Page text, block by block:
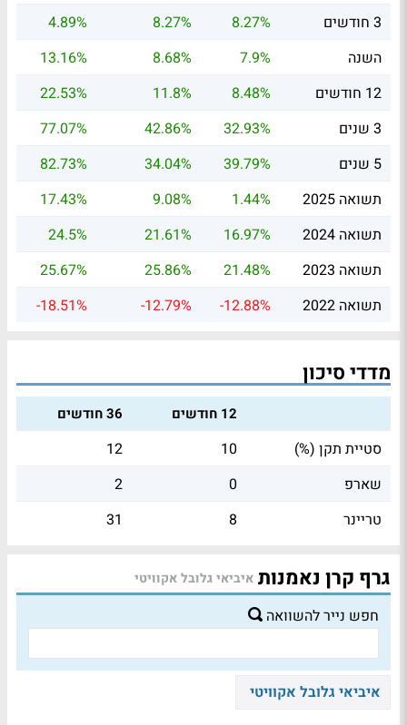
3 חודשים
8.27%
8.27%
4.89%
השנה
7.9%
8.68%
13.16%
12 חודשים
8.48%
11.8%
22.53%
3 שנים
32.93%
42.86%
77.07%
5 שנים
39.79%
34.04%
82.73%
תשואה 2025
1.44%
9.08%
17.43%
תשואה 2024
16.97%
21.61%
24.5%
תשואה 2023
21.48%
25.86%
25.67%
תשואה 2022
-12.88%
-12.79%
-18.51%
מדדי סיכון
12 חודשים 36 חודשים
סטיית תקן (%) 10
12
שארפ
0
2
טריינר
8
31
גרף קרן נאמנות איביאי גלובל אקוויטי
חפש נייר להשוואה
איביאי גלובל אקוויטי